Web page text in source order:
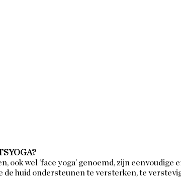
ook wel ‘face yoga’ genoemd, zijn eenvoudige
de huid ondersteunen te versterken, te